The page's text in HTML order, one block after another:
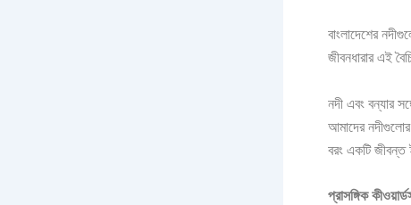
বাংলাদেশের
জীবনধারার এই
নদী এবং বন্যার
আমাদের
বরং একটি জীবন্ত
প্রাসঙ্গিক